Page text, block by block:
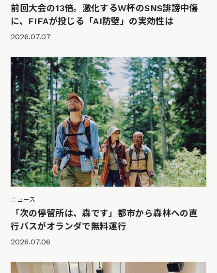
前回大会の13倍。激化するW杯のSNS誹謗中傷
に、FIFAが投じる「AI防壁」の実効性は
2026.07.07
ニュース
「次の停留所は、森です」都市から森林への直
行バスがオランダで無料運行
2026.07.06